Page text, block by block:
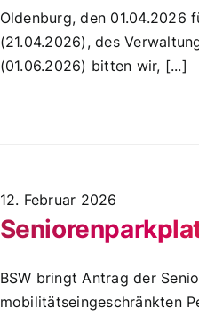
Oldenburg, den 01.04.2026
(21.04.2026), des
(01.06.2026) bitten wir, [...]
12. Februar 2026
BSW bringt Antrag der
mobilitätseingeschränkten